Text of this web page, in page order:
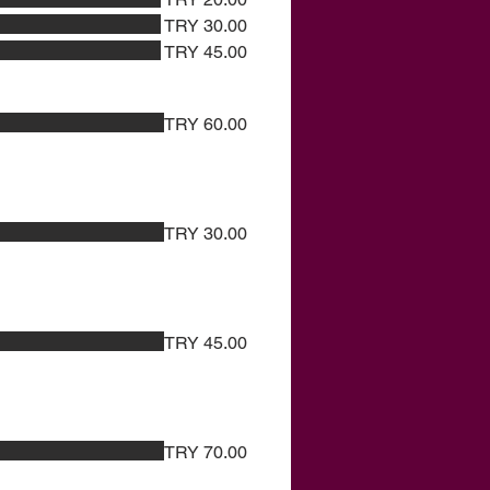
TRY 30.00
TRY 45.00
TRY 60.00
TRY 30.00
TRY 45.00
TRY 70.00